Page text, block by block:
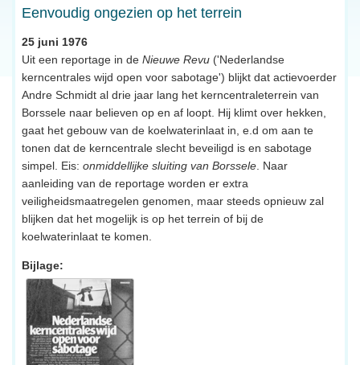
Eenvoudig ongezien op het terrein
25 juni 1976
Uit een reportage in de Nieuwe Revu ('Nederlandse
kerncentrales wijd open voor sabotage') blijkt dat actievoerder
Andre Schmidt al drie jaar lang het kerncentraleterrein van
Borssele naar believen op en af loopt. Hij klimt over hekken,
gaat het gebouw van de koelwaterinlaat in, e.d om aan te
tonen dat de kerncentrale slecht beveiligd is en sabotage
simpel. Eis: onmiddellijke sluiting van Borssele . Naar
aanleiding van de reportage worden er extra
veiligheidsmaatregelen genomen, maar steeds opnieuw zal
blijken dat het mogelijk is op het terrein of bij de
koelwaterinlaat te komen.
Bijlage: